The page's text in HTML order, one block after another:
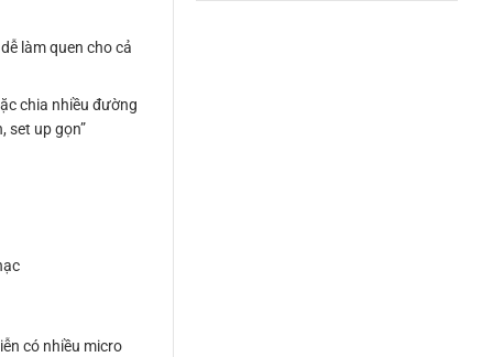
làm quen cho cả
chia nhiều đường
set up gọn”
có nhiều micro